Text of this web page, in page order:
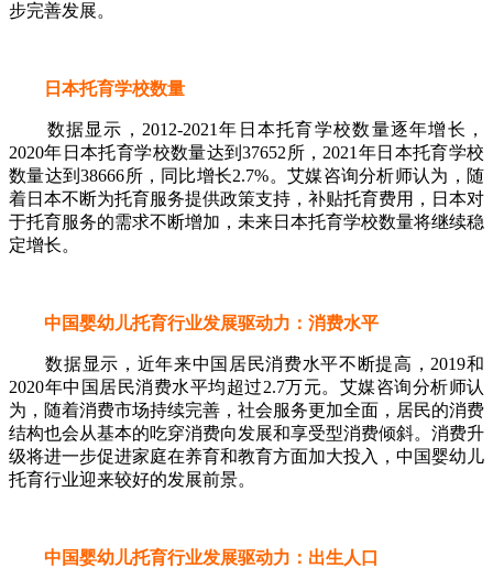
步完善发展。
日本托育学校数量
数据显示，2012-2021年日本托育学校数量逐年增长，
2020年日本托育学校数量达到37652所，2021年日本托育学校
数量达到38666所，同比增长2.7%。艾媒咨询分析师认为，随
着日本不断为托育服务提供政策支持，补贴托育费用，日本对
于托育服务的需求不断增加，未来日本托育学校数量将继续稳
定增长。
中国婴幼儿托育行业发展驱动力：消费水平
数据显示，近年来中国居民消费水平不断提高，2019和
2020年中国居民消费水平均超过2.7万元。艾媒咨询分析师认
为，随着消费市场持续完善，社会服务更加全面，居民的消费
结构也会从基本的吃穿消费向发展和享受型消费倾斜。消费升
级将进一步促进家庭在养育和教育方面加大投入，中国婴幼儿
托育行业迎来较好的发展前景。
中国婴幼儿托育行业发展驱动力：出生人口